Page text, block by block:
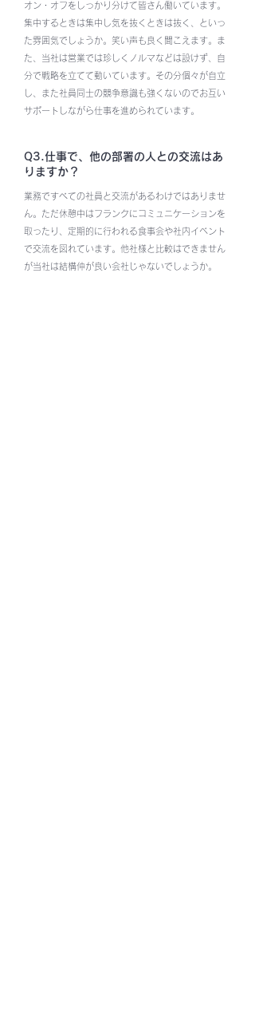
オン・オフをしっかり分けて皆さん働いています。
集中するときは集中し気を抜くときは抜く、といっ
た雰囲気でしょうか。笑い声も良く聞こえます。ま
た、当社は営業では珍しくノルマなどは設けず、自
分で戦略を立てて動いています。その分個々が自立
し、また社員同士の競争意識も強くないのでお互い
サポートしながら仕事を進められています。
Q3.仕事で、他の部署の人との交流はあ
りますか？
業務ですべての社員と交流があるわけではありませ
ん。ただ休憩中はフランクにコミュニケーションを
取ったり、定期的に行われる食事会や社内イベント
で交流を図れています。他社様と比較はできません
が当社は結構仲が良い会社じゃないでしょうか。